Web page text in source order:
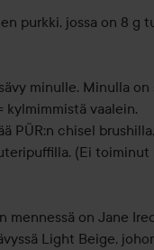
purkki, jossa on 8 g
minulle. Minulla on
kylmimmistä vaalein.
PÜR:n chisel
(Ei toiminut
mennessä on Jane
Light Beige,